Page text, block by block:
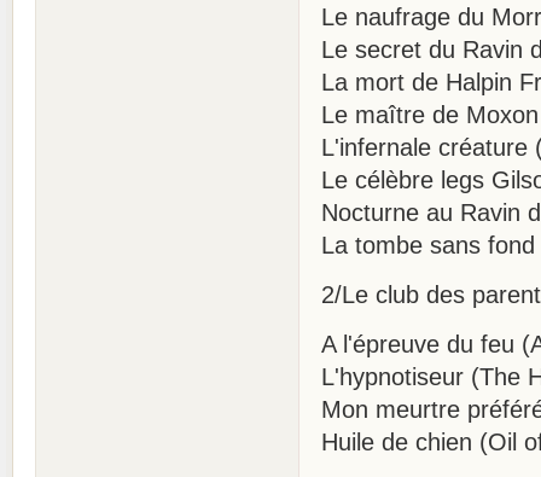
Le naufrage du
Le secret du Ravin
La mort de Halpin
Le maître de
L'infernale créature
Le célèbre legs
Nocturne au Ravin
La tombe sans
2/Le club des
A l'épreuve du feu
L'hypnotiseur (The
Mon meurtre
Huile de chien (Oil